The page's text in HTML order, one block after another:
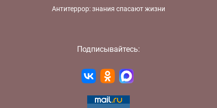
Антитеррор: знания спасают жизни
Подписывайтесь: